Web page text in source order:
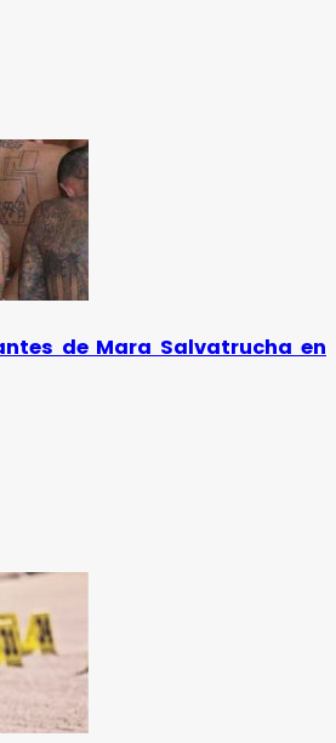
de Mara Salvatrucha en